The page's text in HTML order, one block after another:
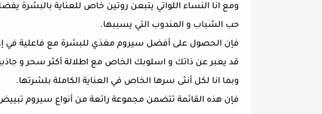
ومع انا النساء اللواتي يتبعن روتين خاص للعناية بالبشرة
حب الشباب و المندوب التي يسببها.
فإن الحصول على أفضل سيروم مغذي للبشرة مع فاعلية في
قد يعبر عن ذاتك و اسلوبك الخاص مع اطلالة أكثر سحر و
وبما انا لكل أنثى سرها الخاص في العناية الكاملة بلشرتها.
فإن هذه القائمة تتضمن مجموعة رائعة من أنواع سيروم تبييض